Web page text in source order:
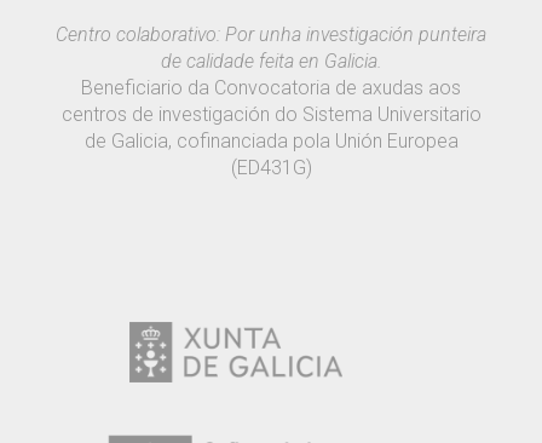
Centro colaborativo: Por unha investigación punteira
de calidade feita en Galicia.
Beneficiario da Convocatoria de axudas aos
centros de investigación do Sistema Universitario
de Galicia, cofinanciada pola Unión Europea
(ED431G)